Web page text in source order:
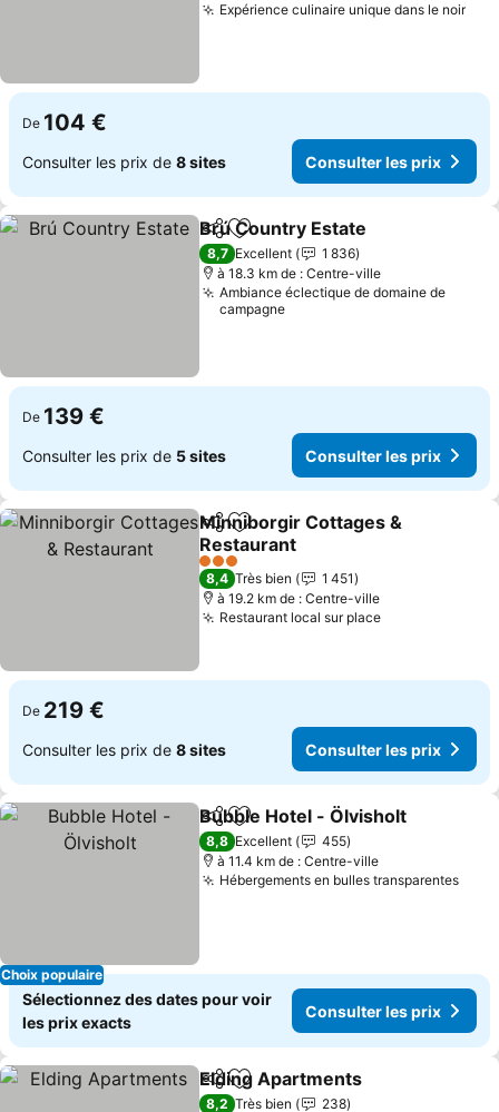
Expérience culinaire unique dans le noir
De 104 €
Consulter les prix de 8 sites Consulter les prix
PartagerAjouter à mes favoris
Brú Country Estate
8,7 Excellent
1 836
à 18.3 km de : Centre-ville
Ambiance éclectique de domaine de
campagne
De 139 €
Consulter les prix de 5 sites Consulter les prix
PartagerAjouter à mes favoris
Minniborgir Cottages &
Restaurant
Consulter les prix
3 Étoiles
8,4 Très bien
1 451
à 19.2 km de : Centre-ville
Restaurant local sur placeConsulter les
De 219 €
Consulter les prix de 8 sites Consulter les prix
Choix populaire
PartagerAjouter à mes favoris
Bubble Hotel - Ölvisholt
8,8 Excellent
455
à 11.4 km de : Centre-ville
Hébergements en bulles transparentes
Sélectionnez des dates pour voir
les prix exacts
Consulter les prix
PartagerAjouter à mes favoris
Elding Apartments
8,2 Très bien 238